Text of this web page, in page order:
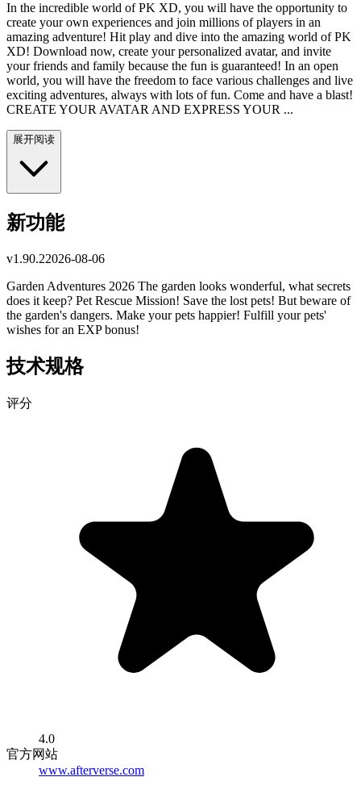
In the incredible world of PK XD, you will have the opportunity to
create your own experiences and join millions of players in an
amazing adventure! Hit play and dive into the amazing world of PK
XD! Download now, create your personalized avatar, and invite
your friends and family because the fun is guaranteed! In an open
world, you will have the freedom to face various challenges and live
exciting adventures, always with lots of fun. Come and have a blast!
CREATE YOUR AVATAR AND EXPRESS YOUR ...
展开阅读
新功能
v1.90.22026-08-06
Garden Adventures 2026 The garden looks wonderful, what secrets
does it keep? Pet Rescue Mission! Save the lost pets! But beware of
the garden's dangers. Make your pets happier! Fulfill your pets'
wishes for an EXP bonus!
技术规格
评分
4.0
官方网站
www.afterverse.com